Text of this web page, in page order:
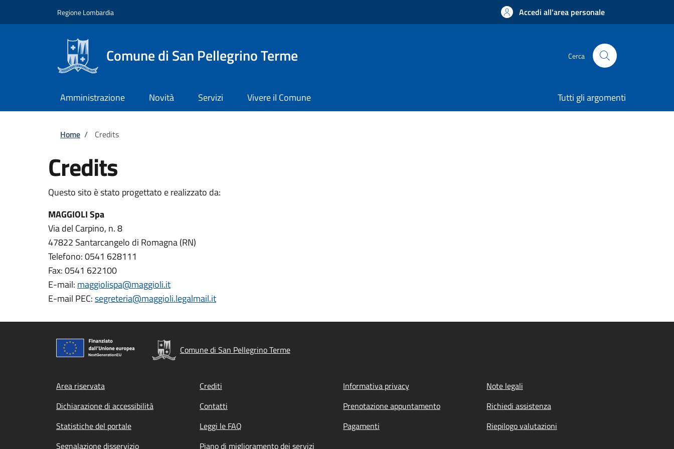
Regione Lombardia Accedi all'area personale
Comune di San Pellegrino Terme Cerca
Amministrazione Novità Servizi Vivere il Comune Tutti gli argomenti
Briciole di pane
Home / Credits
Credits
Questo sito è stato progettato e realizzato da:
MAGGIOLI Spa
Via del Carpino, n. 8
47822 Santarcangelo di Romagna (RN)
Telefono: 0541 628111
Fax: 0541 622100
E-mail: maggiolispa@maggioli.it
E-mail PEC:segreteria@maggioli.legalmail.it
Comune di San Pellegrino Terme
Footer menu
Area riservata Crediti Informativa privacy
Note legali
Dichiarazione di accessibilità
Contatti Prenotazione appuntamento
Richiedi assistenza
Statistiche del portale
Leggi le FAQ Pagamenti
Riepilogo valutazioni
Segnalazione disservizio
Piano di miglioramento dei servizi